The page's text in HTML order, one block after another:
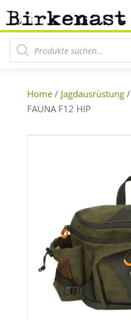
Products search
Home/ Jagdausrüstung/
FAUNA F12 HIP